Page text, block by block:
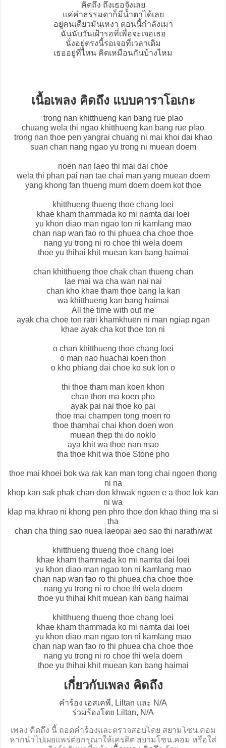
คิดถึง ถึงเธอจังเลย
แค่คำธรรมดาก็มีน้ำตาได้เลย
อยู่คนเดียวมันเหงา ตอนนี้กำลังเมา
ฉันนับวันเฝ้ารอที่เพื่อจะเจอเธอ
นั่งอยู่ตรงนี้รอเจอที่เวลาเดิม
เธออยู่ที่ไหน คิดเหมือนกันบ้างไหม
เนื้อเพลง คิดถึง แบบคาราโอเกะ
trong nan khitthueng kan bang rue plao
chuang wela thi ngao khitthueng kan bang rue plao
trong nan thoe pen yangrai chuang ni mai khoi dai khao
suan chan nang ngao yu trong ni muean doem
noen nan laeo thi mai dai choe
wela thi phan pai nan tae chai man yang muean doem
yang khong fan thueng mum doem doem kot thoe
khitthueng thueng thoe chang loei
khae kham thammada ko mi namta dai loei
yu khon diao man ngao ton ni kamlang mao
chan nap wan fao ro thi phuea cha choe thoe
nang yu trong ni ro choe thi wela doem
thoe yu thihai khit muean kan bang haimai
chan khitthueng thoe chak chan thueng chan
lae mai wa cha wan nai nai
chan kho khae tham thoe bang la kan
wa khitthueng kan bang haimai
All the time with out me
ayak cha choe ton ratri khamkhuen ni man ngiap ngan
khae ayak cha kot thoe ton ni
o chan khitthueng thoe chang loei
o man nao huachai koen thon
o kho phiang dai choe ko suk lon o
thi thoe tham man koen khon
chan thon ma koen pho
ayak pai nai thoe ko pai
thoe mai champen tong moen ro
thoe thamhai chai khon doen won
muean thep thi do noklo
aya khit wa thoe nan mao
tha thoe khit wa thoe Stone pho
thoe mai khoei bok wa rak kan man tong chai ngoen thong
ni na
khop kan sak phak chan don khwak ngoen e a thoe lok kan
ni wa
klap ma khrao ni khong pen phro thoe don khao thing ma si
tha
chan cha thing sao nuea laeopai aeo sao thi narathiwat
khitthueng thueng thoe chang loei
khae kham thammada ko mi namta dai loei
yu khon diao man ngao ton ni kamlang mao
chan nap wan fao ro thi phuea cha choe thoe
nang yu trong ni ro choe thi wela doem
thoe yu thihai khit muean kan bang haimai
khitthueng thueng thoe chang loei
khae kham thammada ko mi namta dai loei
yu khon diao man ngao ton ni kamlang mao
chan nap wan fao ro thi phuea cha choe thoe
nang yu trong ni ro choe thi wela doem
thoe yu thihai khit muean kan bang haimai
เกี่ยวกับเพลง คิดถึง
คำร้อง เอสเคพี, Liltan และ N/A
ร่วมร้องโดย Liltan, N/A
เพลง คิดถึง นี้ ถอดคำร้องและตรวจสอบโดย สยามโซน.คอม
หากนำไปเผยแพร่ต่อกรุณาให้เครดิต สยามโซน.คอม หรือใส่